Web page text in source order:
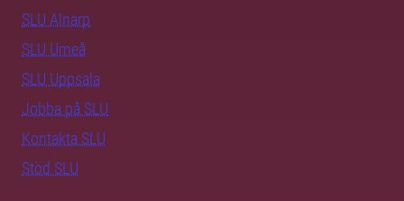
SLU Alnarp
SLU Umeå
SLU Uppsala
Jobba på SLU
Kontakta SLU
Stöd SLU